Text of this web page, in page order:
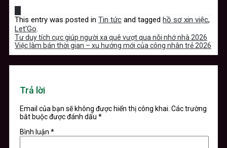
This entry was posted in Tin tức and tagged hồ sơ xin việc,
Let'Go.
Tư duy tích cực giúp người xa quê vượt qua nỗi nhớ nhà 2026
Việc làm bán thời gian – xu hướng mới của công nhân trẻ 2026
Trả lời
Email của bạn sẽ không được hiển thị công khai. Các trường
bắt buộc được đánh dấu *
Bình luận *